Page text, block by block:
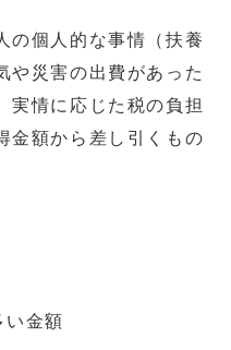
の個人的な事情（扶養
や災害の出費があった
実情に応じた税の負担
金額から差し引くもの
い金額